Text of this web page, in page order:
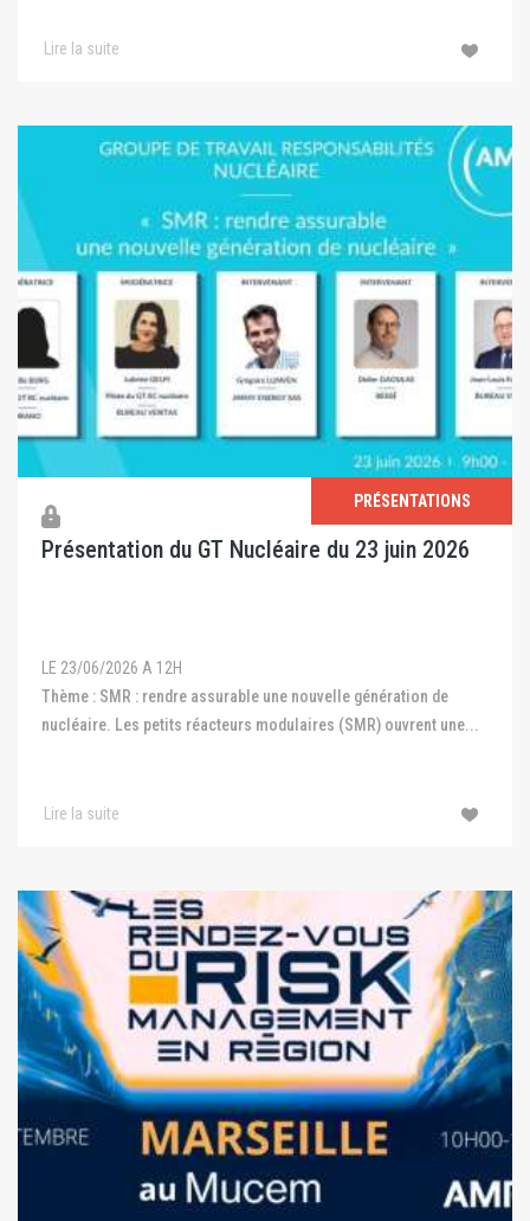
Lire la suite
PRÉSENTATIONS
Présentation du GT Nucléaire du 23 juin 2026
LE 23/06/2026 A 12H
Thème : SMR : rendre assurable une nouvelle génération de
nucléaire. Les petits réacteurs modulaires (SMR) ouvrent une...
Lire la suite